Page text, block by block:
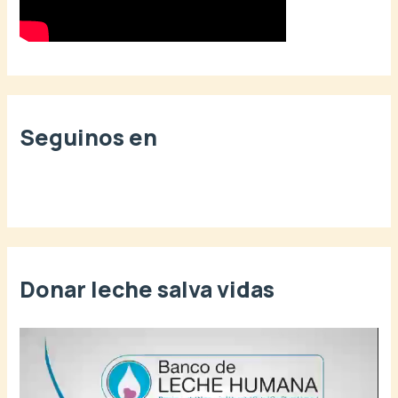
Seguinos en
Donar leche salva vidas